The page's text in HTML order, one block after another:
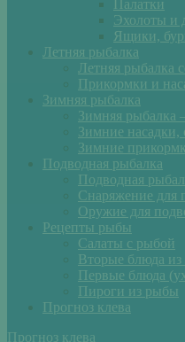
Палатки
Эхолоты и
Ящики,
Летняя рыбалка
Летняя рыбалка
Прикормки и
Зимняя рыбалка
Зимняя рыбалка
Зимние насадки,
Зимние
Подводная рыбалка
Подводная
Снаряжение для
Оружие для
Рецепты рыбы
Салаты с рыбой
Вторые блюда
Первые блюда
Пироги из рыбы
Прогноз клева
Прогноз клева